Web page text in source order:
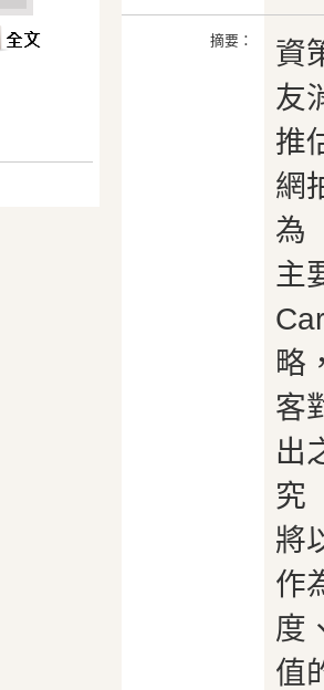
摘要：
資
友
推
網
為
主
略
客
出
究
將
作
度
值